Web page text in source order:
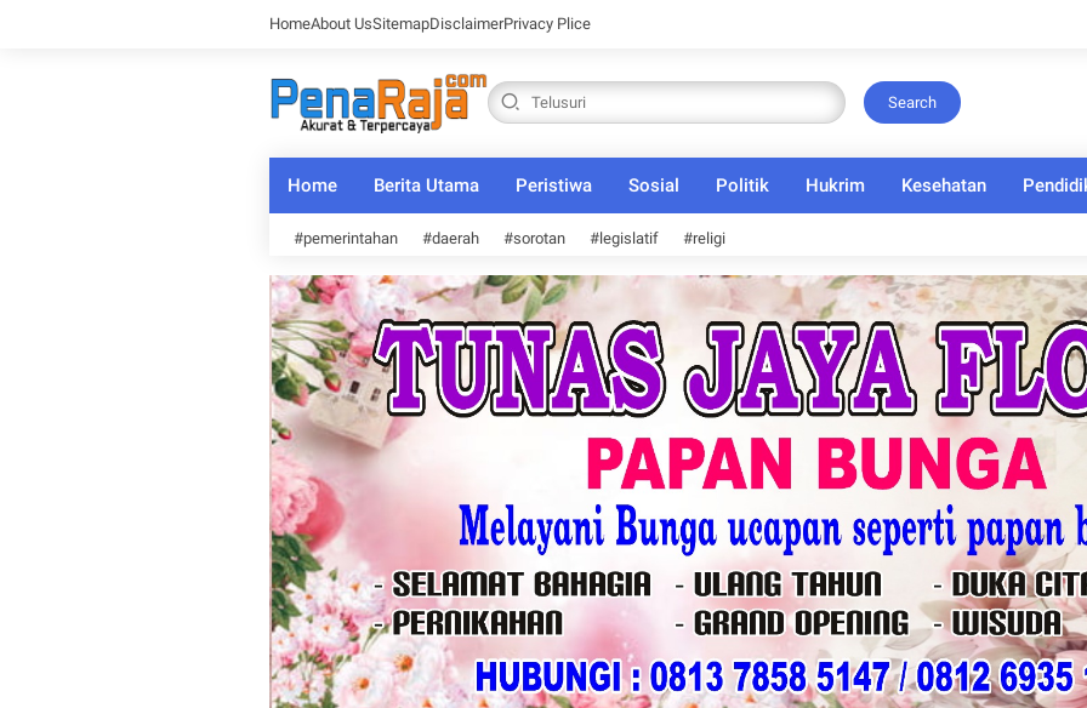
HomeAbout UsSitemapDisclaimerPrivacy Plice
Search
Home Berita Utama Peristiwa Sosial Politik Hukrim Kesehatan
#pemerintahan #daerah #sorotan #legislatif #religi